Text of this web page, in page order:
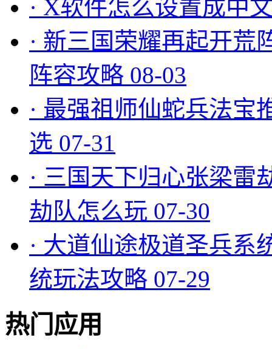
· X软件怎么设置成中
· 新三国荣耀再起开荒
阵容攻略 08-03
· 最强祖师仙蛇兵法宝
选 07-31
· 三国天下归心张梁雷
劫队怎么玩 07-30
· 大道仙途极道圣兵系
统玩法攻略 07-29
热门应用